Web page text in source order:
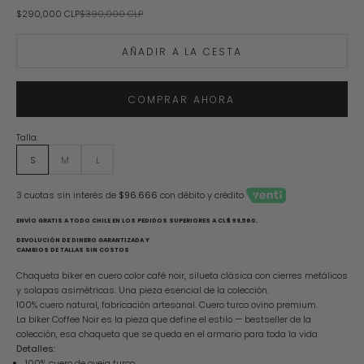
Precio de oferta
$290,000 CLPPrecio normal
$390,000 CLP
AÑADIR A LA CESTA
COMPRAR AHORA
Talla:
S
M L
3 cuotas sin interés de $96.666 con débito y crédito
ENVÍO GRATIS A TODO CHILE EN LOS PEDIDOS SUPERIORES A CL$ 98.560.
DEVOLUCIÓN DE DINERO GARANTIZADA Y
CAMBIOS DE TALLAS SIN COSTOS
Chaqueta biker en cuero color café noir, silueta clásica con cierres metálicos
y solapas asimétricas. Una pieza esencial de la colección.
100% cuero natural, fabricación artesanal. Cuero turco ovino premium.
La biker Coffee Noir es la pieza que define el estilo — bestseller de la
colección, esa chaqueta que se queda en el armario para toda la vida.
Detalles: